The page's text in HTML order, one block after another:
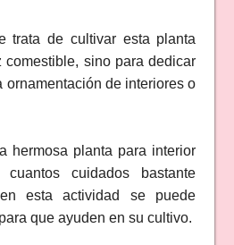
trata de cultivar esta planta
comestible, sino para dedicar
ornamentación de interiores o
hermosa planta para interior
cuidados bastante
esta actividad se puede
que ayuden en su cultivo.